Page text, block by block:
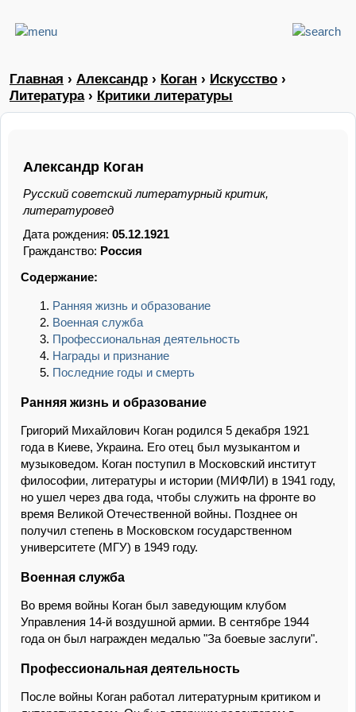
Главная › Александр › Коган › Искусство ›
Литература› Критики литературы
Александр Коган
Русский советский литературный критик,
литературовед
Дата рождения: 05.12.1921
Гражданство: Россия
Содержание:
Ранняя жизнь и образование
Военная служба
Профессиональная деятельность
Награды и признание
Последние годы и смерть
Ранняя жизнь и образование
Григорий Михайлович Коган родился 5 декабря 1921
года в Киеве, Украина. Его отец был музыкантом и
музыковедом. Коган поступил в Московский институт
философии, литературы и истории (МИФЛИ) в 1941 году,
но ушел через два года, чтобы служить на фронте во
время Великой Отечественной войны. Позднее он
получил степень в Московском государственном
университете (МГУ) в 1949 году.
Военная служба
Во время войны Коган был заведующим клубом
Управления 14-й воздушной армии. В сентябре 1944
года он был награжден медалью "За боевые заслуги".
Профессиональная деятельность
После войны Коган работал литературным критиком и